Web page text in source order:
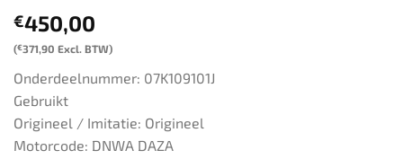
€450,00
(€371,90 Excl. BTW)
Onderdeelnummer: 07K109101J
Gebruikt
Origineel / Imitatie: Origineel
Motorcode: DNWA DAZA